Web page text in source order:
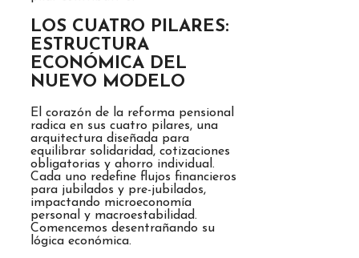
LOS CUATRO PILARES:
ESTRUCTURA
ECONÓMICA DEL
NUEVO MODELO
El corazón de la reforma pensional
radica en sus cuatro pilares, una
arquitectura diseñada para
equilibrar solidaridad, cotizaciones
obligatorias y ahorro individual.
Cada uno redefine flujos financieros
para jubilados y pre-jubilados,
impactando microeconomía
personal y macroestabilidad.
Comencemos desentrañando su
lógica económica.